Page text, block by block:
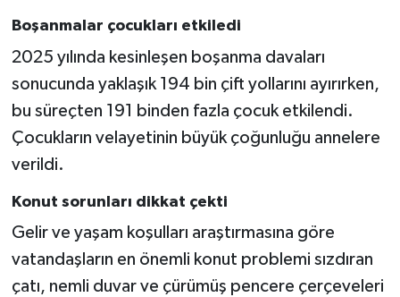
Boşanmalar çocukları etkiledi
2025 yılında kesinleşen boşanma davaları
sonucunda yaklaşık 194 bin çift yollarını ayırırken,
bu süreçten 191 binden fazla çocuk etkilendi.
Çocukların velayetinin büyük çoğunluğu annelere
verildi.
Konut sorunları dikkat çekti
Gelir ve yaşam koşulları araştırmasına göre
vatandaşların en önemli konut problemi sızdıran
çatı, nemli duvar ve çürümüş pencere çerçeveleri